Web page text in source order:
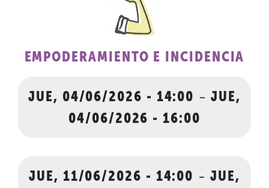
EMPODERAMIENTO E INCIDENCIA
JUE, 04/06/2026 - 14:00 -JUE,
04/06/2026 - 16:00
JUE, 11/06/2026 - 14:00 -JUE,